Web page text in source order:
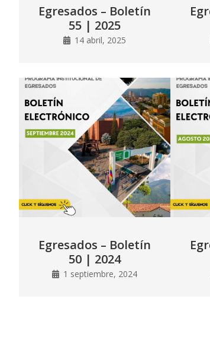
Egresados – Boletín
55 | 2025
14 abril, 2025
Egresados – Boletín
50 | 2024
1 septiembre, 2024